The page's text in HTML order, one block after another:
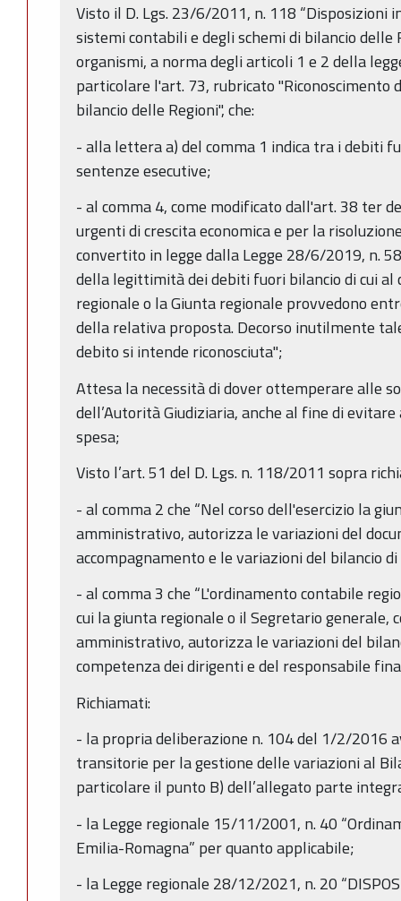
Visto il D. Lgs. 23/6/2011, n. 118 “Disposizioni
sistemi contabili e degli schemi di bilancio delle
organismi, a norma degli articoli 1 e 2 della
particolare l'art. 73, rubricato
bilancio delle Regioni", che:
- alla lettera a) del comma 1 indica tra i debiti
sentenze esecutive;
- al comma 4, come modificato dall'art. 38 ter
urgenti di crescita economica e per la
convertito in legge dalla Legge 28/6/2019, n.
della legittimità dei debiti fuori bilancio di cui al
regionale o la Giunta regionale provvedono
della relativa proposta. Decorso inutilmente
debito si intende riconosciuta";
Attesa la necessità di dover ottemperare alle
dell’Autorità Giudiziaria, anche al fine di
spesa;
Visto l’art. 51 del D. Lgs. n. 118/2011 sopra
- al comma 2 che “Nel corso dell'esercizio la
amministrativo, autorizza le variazioni del
accompagnamento e le variazioni del bilancio
- al comma 3 che “L'ordinamento contabile
cui la giunta regionale o il Segretario generale,
amministrativo, autorizza le variazioni del
competenza dei dirigenti e del responsabile
Richiamati:
- la propria deliberazione n. 104 del 1/2/2016
transitorie per la gestione delle variazioni al
particolare il punto B) dell’allegato parte
- la Legge regionale 15/11/2001, n. 40
Emilia-Romagna” per quanto applicabile;
- la Legge regionale 28/12/2021, n. 20